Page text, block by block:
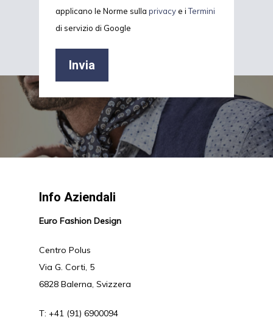
applicano le Norme sulla privacye iTermini
di servizio di Google
Info Aziendali
Euro Fashion Design
Centro Polus
Via G. Corti, 5
6828 Balerna, Svizzera
T: +41 (91) 6900094